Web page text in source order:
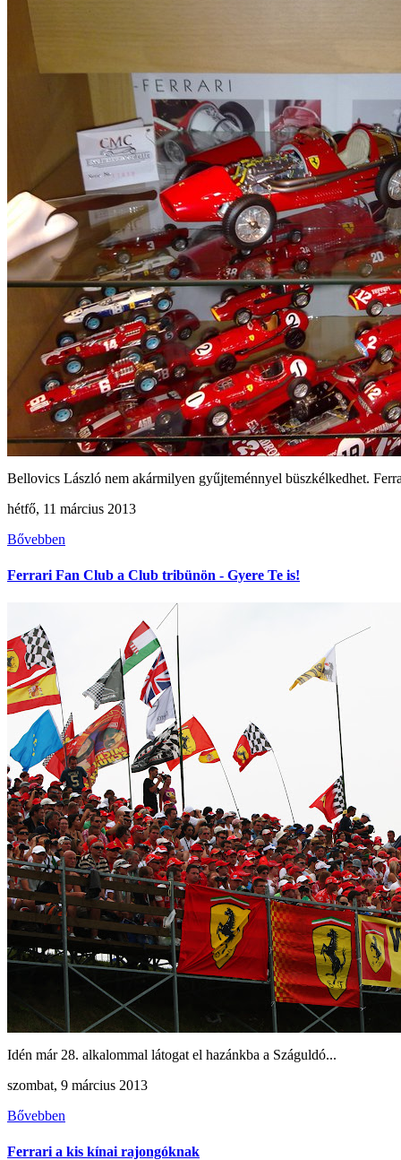
Bellovics László nem akármilyen gyűjteménnyel büszkélkedhet.
hétfő, 11 március 2013
Bővebben
Ferrari Fan Club a Club tribünön - Gyere Te is!
Idén már 28. alkalommal látogat el hazánkba a Száguldó...
szombat, 9 március 2013
Bővebben
Ferrari a kis kínai rajongóknak